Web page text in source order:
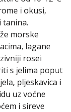
i okusi,
tanina.
morske
lagane
rosei
s jelima poput
pljeskavica i
uz voćne
i sireve